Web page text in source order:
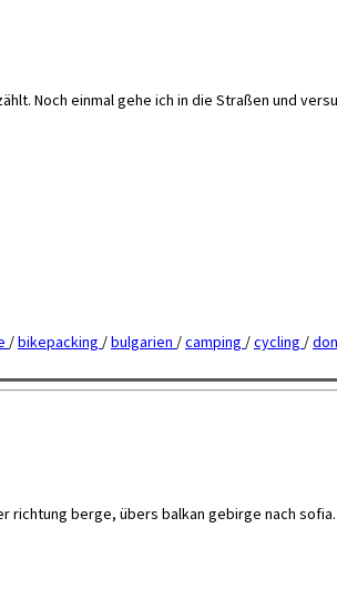
Noch einmal gehe ich in die Straßen und
richtung berge, übers balkan gebirge nach
/bikepacking /bulgarien /camping /cycling /